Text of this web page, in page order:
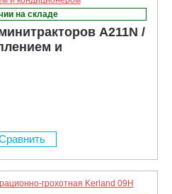
на складе
A211N /
и